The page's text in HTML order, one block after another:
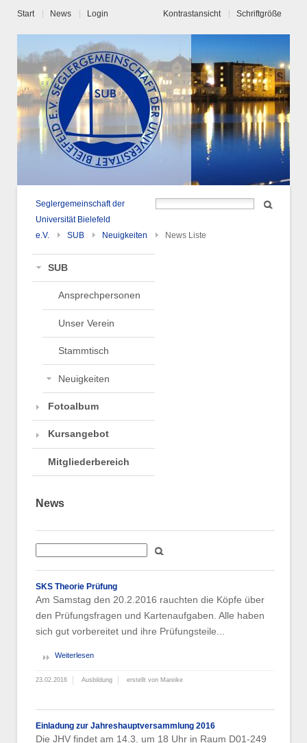
Start News Login Kontrastansicht Schriftgröße
Seglergemeinschaft der
Universität Bielefeld
e.V.
SUB Neuigkeiten News Liste
SUB
Ansprechpersonen
Unser Verein
Stammtisch
Neuigkeiten
Fotoalbum
Kursangebot
Mitgliederbereich
News
SKS Theorie Prüfung
Am Samstag den 20.2.2016 rauchten die Köpfe über
den Prüfungsfragen und Kartenaufgaben. Alle haben
sich gut vorbereitet und ihre Prüfungsteile...
Weiterlesen
23.02.2016 Ausbildung erstellt von Mareike
Einladung zur Jahreshauptversammlung 2016
Die JHV findet am 14.3. um 18 Uhr in Raum D01-249